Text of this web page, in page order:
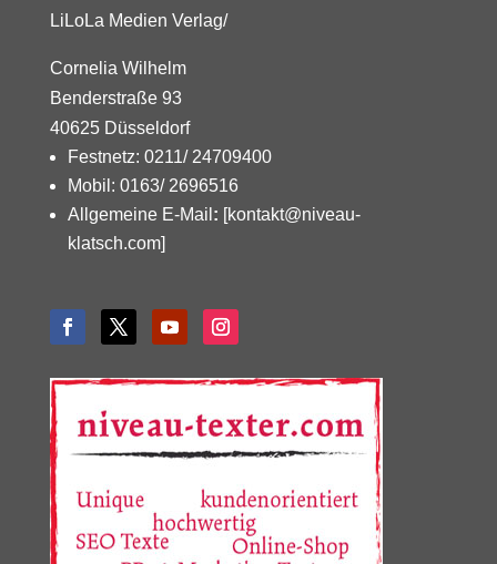
LiLoLa Medien Verlag/
Cornelia Wilhelm
Benderstraße 93
40625 Düsseldorf
Festnetz: 0211/ 24709400
Mobil: 0163/ 2696516
Allgemeine E-Mail : [kontakt@niveau-
klatsch.com]